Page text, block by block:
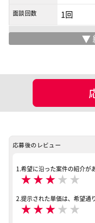
面談回数 1回
マ
サーバーエ
応募後のレビュー
1.希望に沿った案件の紹介が
★ ★ ★ ★ ★
2.提示された単価は、希望通
★ ★ ★ ★ ★